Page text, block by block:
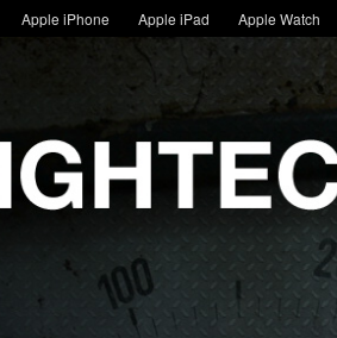
Apple iPhone Apple iPad Apple Watch